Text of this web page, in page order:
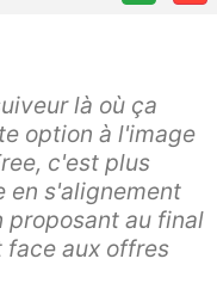
là où ça
option à l'image
c'est plus
en s'alignement
proposant au final
face aux offres